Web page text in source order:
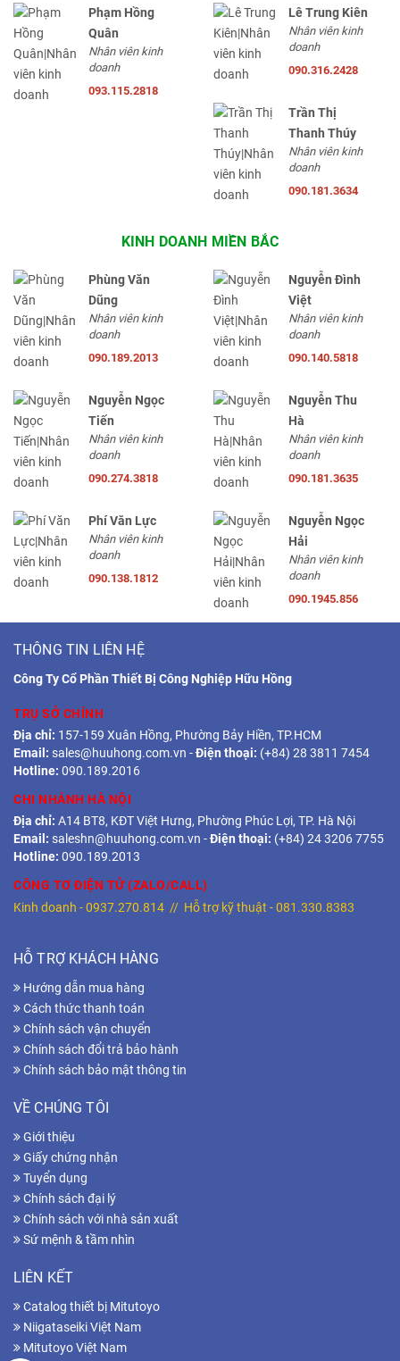
Phạm Hồng
Quân
Nhân viên kinh
doanh
093.115.2818
Lê Trung Kiên
Nhân viên kinh
doanh
090.316.2428
Trần Thị
Thanh Thúy
Nhân viên kinh
doanh
090.181.3634
KINH DOANH MIỀN BẮC
Phùng Văn
Dũng
Nhân viên kinh
doanh
090.189.2013
Nguyễn Đình
Việt
Nhân viên kinh
doanh
090.140.5818
Nguyễn Ngọc
Tiến
Nhân viên kinh
doanh
090.274.3818
Nguyễn Thu
Hà
Nhân viên kinh
doanh
090.181.3635
Phí Văn Lực
Nhân viên kinh
doanh
090.138.1812
Nguyễn Ngọc
Hải
Nhân viên kinh
doanh
090.1945.856
THÔNG TIN LIÊN HỆ
Công Ty Cổ Phần Thiết Bị Công Nghiệp Hữu Hồng
TRỤ SỞ CHÍNH
Địa chỉ: 157-159 Xuân Hồng, Phường Bảy Hiền, TP.HCM
Email: sales@huuhong.com.vn -Điện thoại: (+84) 28 3811 7454
Hotline: 090.189.2016
CHI NHÁNH HÀ NỘI
Địa chỉ: A14 BT8, KĐT Việt Hưng, Phường Phúc Lợi, TP. Hà Nội
Email: saleshn@huuhong.com.vn -Điện thoại: (+84) 24 3206 7755
Hotline: 090.189.2013
CÔNG TƠ ĐIỆN TỬ (ZALO/CALL)
Kinh doanh -0937.270.814 // Hỗ trợ kỹ thuật -081.330.8383
HỖ TRỢ KHÁCH HÀNG
Hướng dẫn mua hàng
Cách thức thanh toán
Chính sách vận chuyển
Chính sách đổi trả bảo hành
Chính sách bảo mật thông tin
VỀ CHÚNG TÔI
Giới thiệu
Giấy chứng nhận
Tuyển dụng
Chính sách đại lý
Chính sách với nhà sản xuất
Sứ mệnh & tầm nhìn
LIÊN KẾT
Catalog thiết bị Mitutoyo
Niigataseiki Việt Nam
Mitutoyo Việt Nam